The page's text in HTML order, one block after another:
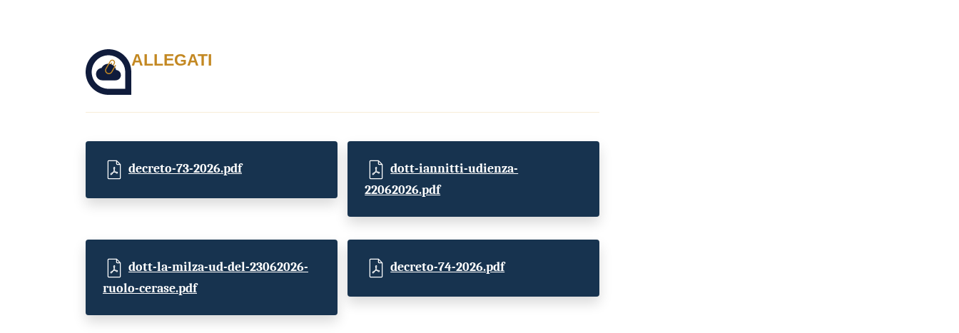
ALLEGATI
decreto-73-2026.pdf
dott-iannitti-udienza-
22062026.pdf
dott-la-milza-ud-del-23062026-
ruolo-cerase.pdf
decreto-74-2026.pdf